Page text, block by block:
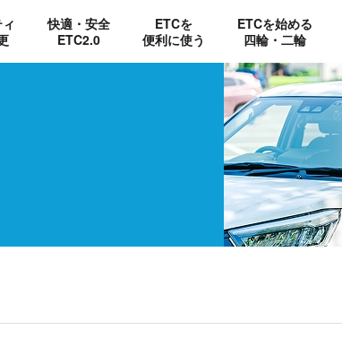
快適・安全
ETC2.0
ETCを
便利に使う
ETCを始める
四輪・二輪